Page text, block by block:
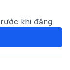
khi đăng